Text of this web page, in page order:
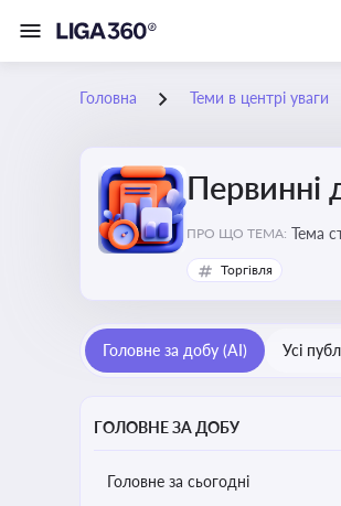
Головна Теми в центрі уваги
Первинні
ПРО ЩО ТЕМА: Тема
Торгівля
Головне за добу (AI) Усі
ГОЛОВНЕ ЗА ДОБУ
Головне за сьогодні